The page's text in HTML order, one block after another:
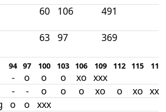
60 106 491
63 97 369
94 97 100 103 106 109 112 115 118
- o o o xo xxx
- - o o o xo o xo xxx
o o xxx